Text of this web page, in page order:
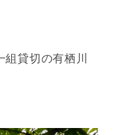
貸切の有栖川